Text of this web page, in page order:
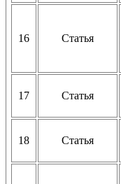
16 Статья
17 Статья
18 Статья